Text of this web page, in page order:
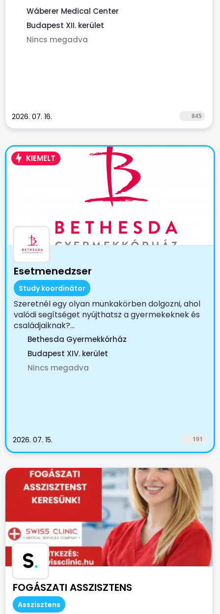
Wáberer Medical Center
Budapest XII. kerület
Nincs megadva
2026. 07. 16. 845
KIEMELT
Esetmenedzser
Study koordinátor
Szeretnél egy olyan munkakörben dolgozni, ahol
valódi segítséget nyújthatsz a gyermekeknek és
családjaiknak?...
Bethesda Gyermekkórház
Budapest XIV. kerület
Nincs megadva
2026. 07. 15. 191
S.
FOGÁSZATI ASSZISZTENS
Asszisztens